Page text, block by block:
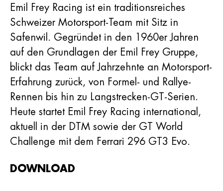
Emil Frey Racing ist ein traditionsreiches
Schweizer Motorsport-Team mit Sitz in
Safenwil. Gegründet in den 1960er Jahren
auf den Grundlagen der Emil Frey Gruppe,
blickt das Team auf Jahrzehnte an Motorsport-
Erfahrung zurück, von Formel- und Rallye-
Rennen bis hin zu Langstrecken-GT-Serien.
Heute startet Emil Frey Racing international,
aktuell in der DTM sowie der GT World
Challenge mit dem Ferrari 296 GT3 Evo.
DOWNLOAD